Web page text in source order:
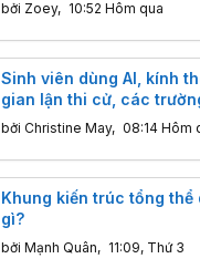
bởi Zoey, 10:52 Hôm qua
Sinh viên dùng AI, kính
gian lận thi cử, các
làm gì?
bởi Christine May, 08:14 Hôm
Khung kiến trúc tổng thể
gì?
bởi Mạnh Quân, 11:09, Thứ 3